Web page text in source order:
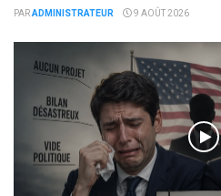
PARADMINISTRATEUR 9 AOÛT 2026